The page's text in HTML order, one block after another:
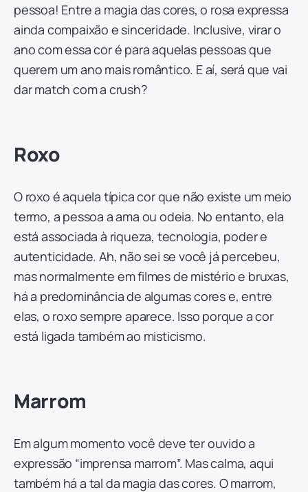
pessoa! Entre a magia das cores, o rosa expressa
ainda compaixão e sinceridade. Inclusive, virar o
ano com essa cor é para aquelas pessoas que
querem um ano mais romântico. E aí, será que vai
dar match com a crush?
Roxo
O roxo é aquela típica cor que não existe um meio
termo, a pessoa a ama ou odeia. No entanto, ela
está associada à riqueza, tecnologia, poder e
autenticidade. Ah, não sei se você já percebeu,
mas normalmente em filmes de mistério e bruxas,
há a predominância de algumas cores e, entre
elas, o roxo sempre aparece. Isso porque a cor
está ligada também ao misticismo.
Marrom
Em algum momento você deve ter ouvido a
expressão “imprensa marrom”. Mas calma, aqui
também há a tal da magia das cores. O marrom,